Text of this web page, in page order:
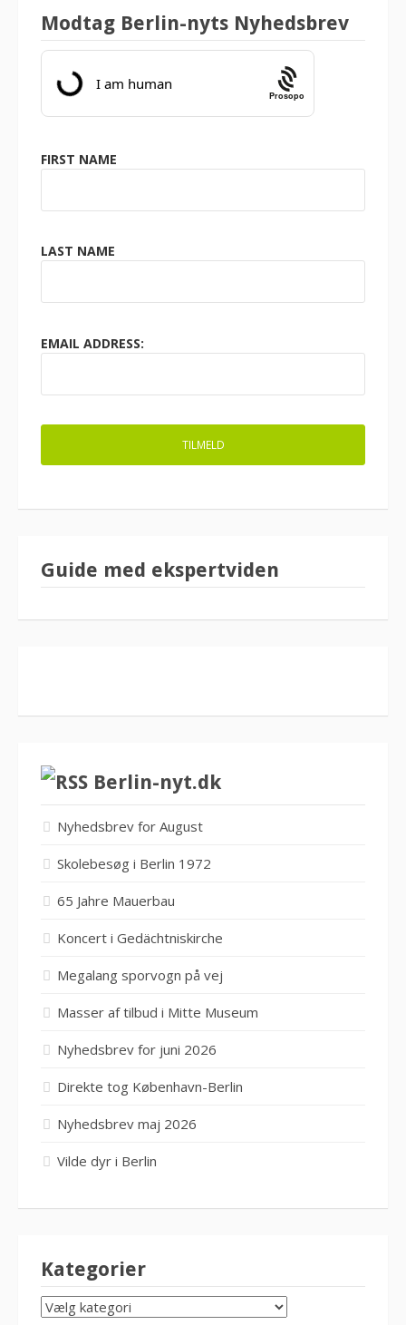
Modtag Berlin-nyts Nyhedsbrev
Prosopo
FIRST NAME
LAST NAME
EMAIL ADDRESS:
Guide med ekspertviden
Berlin-nyt.dk
Nyhedsbrev for August
Skolebesøg i Berlin 1972
65 Jahre Mauerbau
Koncert i Gedächtniskirche
Megalang sporvogn på vej
Masser af tilbud i Mitte Museum
Nyhedsbrev for juni 2026
Direkte tog København-Berlin
Nyhedsbrev maj 2026
Vilde dyr i Berlin
Kategorier
KATEGORIER